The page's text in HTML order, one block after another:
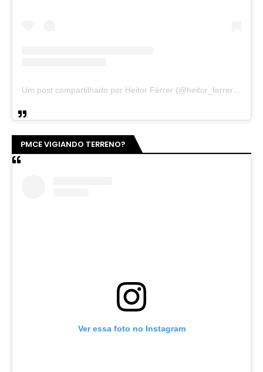
Um post compartilhado por Heitor Férrer (@heitor_ferrer77)
PMCE VIGIANDO TERRENO?
Ver essa foto no Instagram